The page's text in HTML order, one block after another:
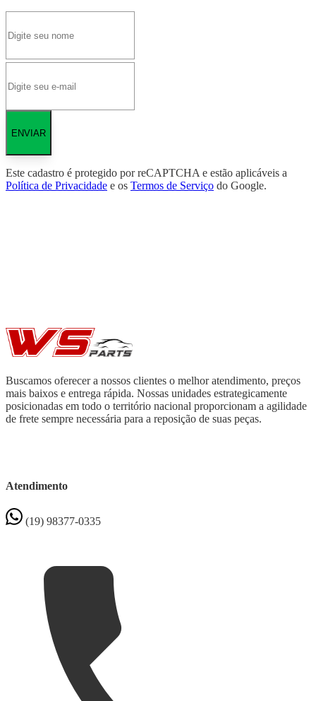
ENVIAR
Este cadastro é protegido por reCAPTCHA e estão aplicáveis a
Política de Privacidade e os Termos de Serviço do Google.
Buscamos oferecer a nossos clientes o melhor atendimento, preços
mais baixos e entrega rápida. Nossas unidades estrategicamente
posicionadas em todo o território nacional proporcionam a agilidade
de frete sempre necessária para a reposição de suas peças.
Atendimento
(19) 98377-0335